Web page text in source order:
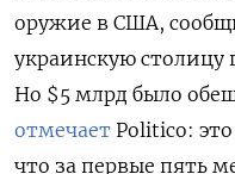
оружие в США,
украинскую столицу
Но $5 млрд было
отмечает Politico:
что за первые пять